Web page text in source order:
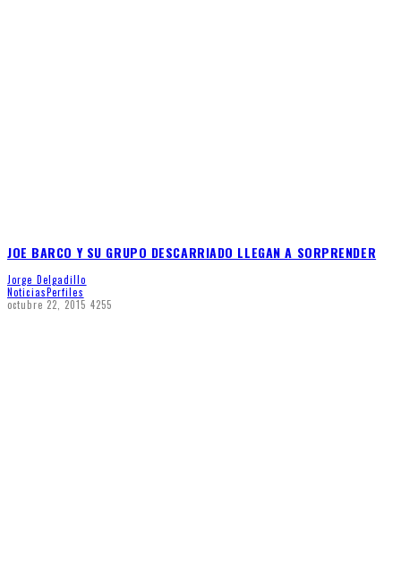
JOE BARCO Y SU GRUPO DESCARRIADO LLEGAN A SORPRENDER
Jorge Delgadillo
NoticiasPerfiles
octubre 22, 2015 4255